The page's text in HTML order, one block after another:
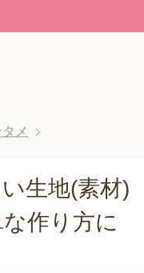
メ
生地(素材)
作り方に